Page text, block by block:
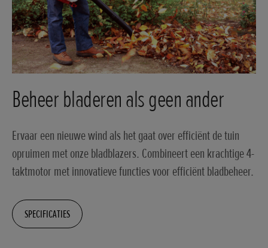
Beheer bladeren als geen ander
Ervaar een nieuwe wind als het gaat over efficiënt de tuin
opruimen met onze bladblazers. Combineert een krachtige 4-
taktmotor met innovatieve functies voor efficiënt bladbeheer.
SPECIFICATIES